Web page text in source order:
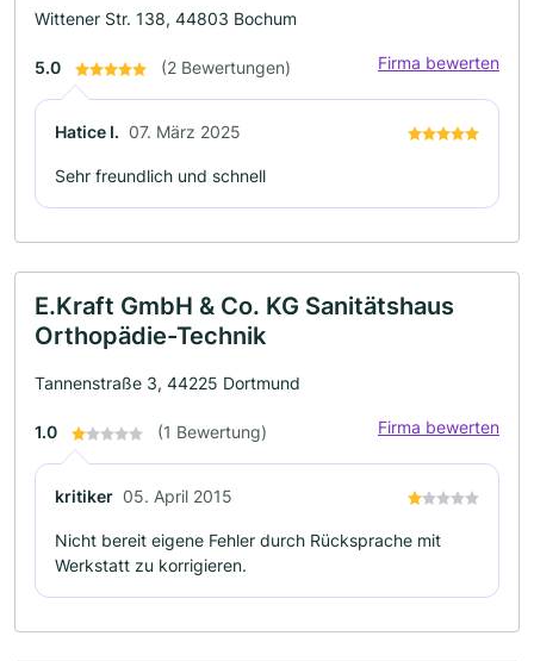
Wittener Str. 138, 44803 Bochum
5.0 (2 Bewertungen) Firma bewerten
Hatice I. 07. März 2025
Sehr freundlich und schnell
E.Kraft GmbH & Co. KG Sanitätshaus
Orthopädie-Technik
Tannenstraße 3, 44225 Dortmund
1.0 (1 Bewertung) Firma bewerten
kritiker 05. April 2015
Nicht bereit eigene Fehler durch Rücksprache mit
Werkstatt zu korrigieren.